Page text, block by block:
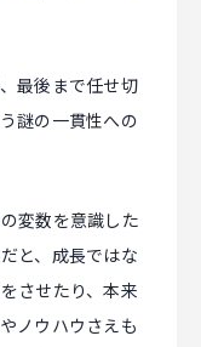
最後まで任せ切
謎の一貫性への
変数を意識した
と、成長ではな
させたり、本来
ノウハウさえも